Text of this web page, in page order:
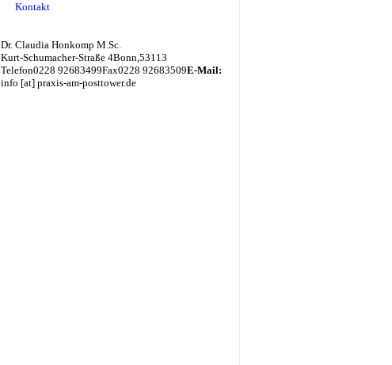
Kontakt
Dr. Claudia Honkomp M.Sc.
Kurt-Schumacher-Straße 4Bonn,53113
Telefon0228 92683499Fax0228 92683509E-Mail:
info [at] praxis-am-posttower.de